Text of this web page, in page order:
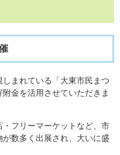
まれている「大東市民まつ
金を活用させていただきま
フリーマーケットなど、市
数多く出展され、大いに盛